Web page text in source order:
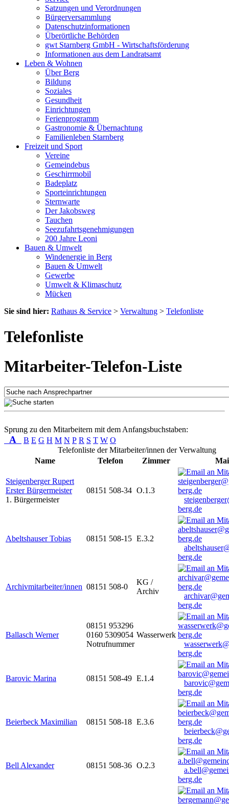
Satzungen und Verordnungen
Bürgerversammlung
Datenschutzinformationen
Überörtliche Behörden
gwt Starnberg GmbH - Wirtschaftsförderung
Informationen aus dem Landratsamt
Leben & Wohnen
Über Berg
Bildung
Soziales
Gesundheit
Einrichtungen
Ferienprogramm
Gastronomie & Übernachtung
Familienleben Starnberg
Freizeit und Sport
Vereine
Gemeindebus
Geschirrmobil
Badeplatz
Sporteinrichtungen
Sternwarte
Der Jakobsweg
Tauchen
Seezufahrtsgenehmigungen
200 Jahre Leoni
Bauen & Umwelt
Windenergie in Berg
Bauen & Umwelt
Gewerbe
Umwelt & Klimaschutz
Mücken
Sie sind hier: Rathaus & Service > Verwaltung > Telefonliste
Telefonliste
Mitarbeiter-Telefon-Liste
Sprung zu den Mitarbeitern mit dem Anfangsbuchstaben:
A B E G H M N P R S T W O
Telefonliste der Mitarbeiter/innen der Verwaltung
Name
Telefon Zimmer
Steigenberger Rupert
Erster Bürgermeister
1. Bürgermeister
08151 508-34 O.1.3
berg.de
Abeltshauser Tobias 08151 508-15 E.3.2
berg.de
Archivmitarbeiter/innen 08151 508-0
KG /
Archiv
berg.de
Ballasch Werner
08151 953296
0160 5309054
Notrufnummer
Wasserwerk
berg.de
Barovic Marina 08151 508-49 E.1.4
berg.de
Beierbeck Maximilian 08151 508-18 E.3.6
berg.de
Bell Alexander 08151 508-36 O.2.3
berg.de